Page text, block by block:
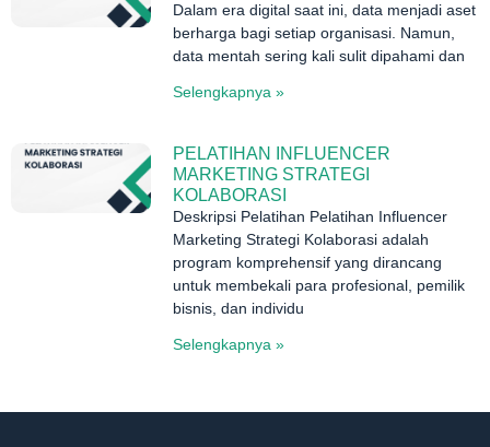
Dalam era digital saat ini, data menjadi aset
berharga bagi setiap organisasi. Namun,
data mentah sering kali sulit dipahami dan
Selengkapnya »
PELATIHAN INFLUENCER
MARKETING STRATEGI
KOLABORASI
Deskripsi Pelatihan Pelatihan Influencer
Marketing Strategi Kolaborasi adalah
program komprehensif yang dirancang
untuk membekali para profesional, pemilik
bisnis, dan individu
Selengkapnya »